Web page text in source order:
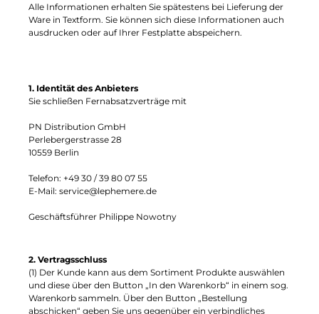
Alle Informationen erhalten Sie spätestens bei Lieferung der
Ware in Textform. Sie können sich diese Informationen auch
ausdrucken oder auf Ihrer Festplatte abspeichern.
1. Identität des Anbieters
Sie schließen Fernabsatzverträge mit
PN Distribution GmbH
Perlebergerstrasse 28
10559 Berlin
Telefon: +49 30 / 39 80 07 55
E-Mail: service@lephemere.de
Geschäftsführer Philippe Nowotny
2. Vertragsschluss
(1) Der Kunde kann aus dem Sortiment Produkte auswählen
und diese über den Button „In den Warenkorb“ in einem sog.
Warenkorb sammeln. Über den Button „Bestellung
abschicken“ geben Sie uns gegenüber ein verbindliches